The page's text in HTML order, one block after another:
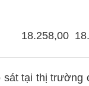
18.258,00
sát tại thị trường